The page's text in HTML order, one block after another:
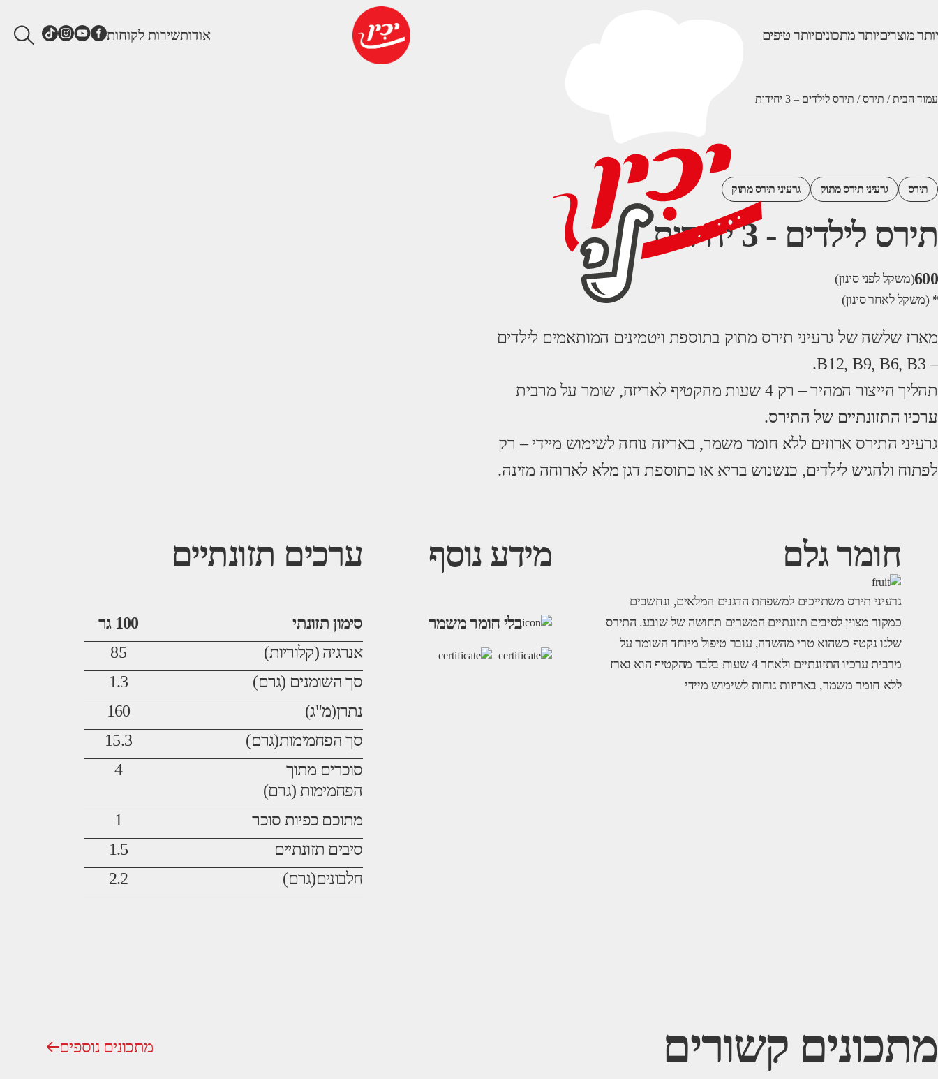
יותר מוצריםיותר מתכוניםיותר טיפים אודותשירות לקוחות
עמוד הבית/ תירס/ תירס לילדים – 3 יחידות
תירס גרעיני תירס מתוק גרעיני תירס מתוק
תירס לילדים - 3 יחידות
600(משקל לפני סינון)
* (משקל לאחר סינון)
מארז שלשה של גרעיני תירס מתוק בתוספת ויטמינים המותאמים לילדים
– B12, B9, B6, B3.
תהליך הייצור המהיר – רק 4 שעות מהקטיף לאריזה, שומר על מרבית
ערכיו התזונתיים של התירס.
גרעיני התירס ארוזים ללא חומר משמר, באריזה נוחה לשימוש מיידי – רק
לפתוח ולהגיש לילדים, כנשנוש בריא או כתוספת דגן מלא לארוחה מזינה.
חומר גלם
גרעיני תירס משתייכים למשפחת הדגנים המלאים, ונחשבים
כמקור מצוין לסיבים תזונתיים המשרים תחושה של שובע. התירס
שלנו נקטף כשהוא טרי מהשדה, עובר טיפול מיוחד השומר על
מרבית ערכיו התזונתיים ולאחר 4 שעות בלבד מהקטיף הוא נארז
ללא חומר משמר, באריזות נוחות לשימוש מיידי
מידע נוסף
בלי חומר משמר
ערכים תזונתיים
סימון תזונתי
100 גר
אנרגיה (קלוריות)
85
סך השומנים (גרם)
1.3
נתרן(מ"ג)
160
סך הפחמימות(גרם)
15.3
סוכרים מתוך
הפחמימות (גרם)
4
מתוכם כפיות סוכר
1
סיבים תזונתיים
1.5
חלבונים(גרם)
2.2
מתכונים קשורים מתכונים נוספים